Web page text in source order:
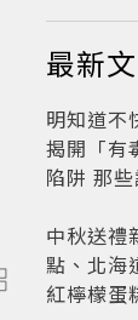
最新
明知道不
揭開「有
陷阱 那
戒？
中秋送禮
點、北
紅檸檬蛋